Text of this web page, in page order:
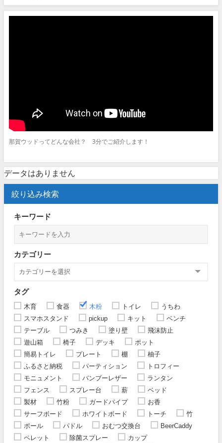
那賀ウッドってどんな会社？ 3分でご紹介します！
データはありません
絞り込み検索
キーワード
カテゴリー
タグ
木育 食器 木粉 トイレ
うちわ
スマホスタンド
pickup キット
ベンチ
テーブル
つみき 塗り壁
飛沫防止
遊山箱
椅子 デッキ
ポット
簡易トイレ
プレート 棚
柚子
ふるさと納税
パーティション
トロフィー
モニュメント
バンブーレザー
ランタン
フェンス
スプレー台 薪
ベッド
製材
竹粉 ガードパイプ
お香
サーフボード
ホワイトボード トーチ
竹
ポール
パドル おむつ交換台
BeerCaddy
ペレット
除菌スプレー
カップ